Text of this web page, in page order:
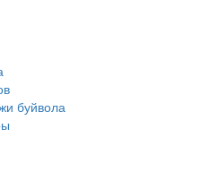
буйвола